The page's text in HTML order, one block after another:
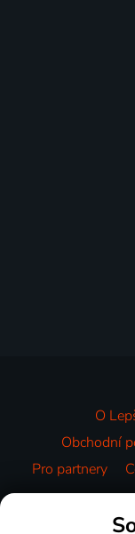
O
Obchodní
Pro partnery